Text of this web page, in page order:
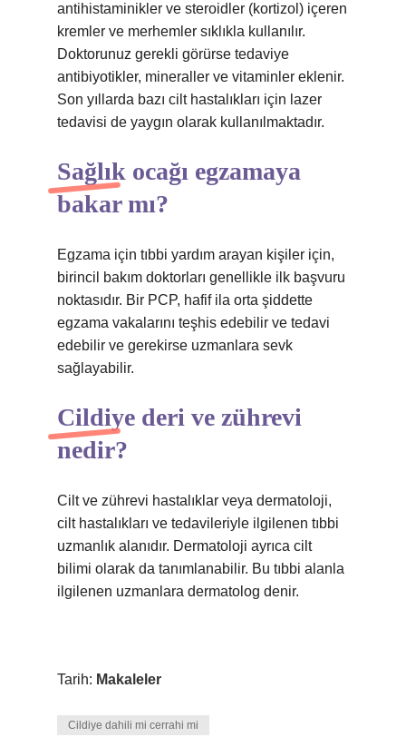
antihistaminikler ve steroidler (kortizol) içeren
kremler ve merhemler sıklıkla kullanılır.
Doktorunuz gerekli görürse tedaviye
antibiyotikler, mineraller ve vitaminler eklenir.
Son yıllarda bazı cilt hastalıkları için lazer
tedavisi de yaygın olarak kullanılmaktadır.
Sağlık ocağı egzamaya
bakar mı?
Egzama için tıbbi yardım arayan kişiler için,
birincil bakım doktorları genellikle ilk başvuru
noktasıdır. Bir PCP, hafif ila orta şiddette
egzama vakalarını teşhis edebilir ve tedavi
edebilir ve gerekirse uzmanlara sevk
sağlayabilir.
Cildiye deri ve zührevi
nedir?
Cilt ve zührevi hastalıklar veya dermatoloji,
cilt hastalıkları ve tedavileriyle ilgilenen tıbbi
uzmanlık alanıdır. Dermatoloji ayrıca cilt
bilimi olarak da tanımlanabilir. Bu tıbbi alanla
ilgilenen uzmanlara dermatolog denir.
Tarih: Makaleler
Cildiye dahili mi cerrahi mi